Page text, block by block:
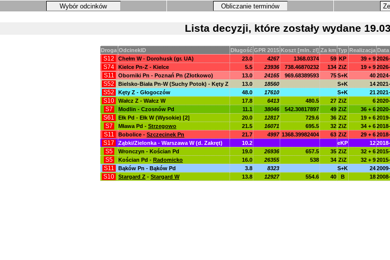
Wybór odcinków Obliczanie terminów
Lista decyzji, które zostały wydane
Droga OdcinekID Długość GPR 2015 Koszt [mln. zł] Za km Typ Realizacja Data
S12 Chełm W - Dorohusk (gr. UA) 23.0 4267 1368.0374 59 KP 39 + 9
S74 Kielce Pn-Z - Kielce 5.5 23936 738.46870232 134 ZiZ 19 + 9
S11 Oborniki Pn - Poznań Pn (Złotkowo) 13.0 24165 969.68389593 75S+K 40
S52 Bielsko-Biała Pn-W (Suchy Potok) - Kęty Z 13.0 18560 S+K 14
S52 Kęty Z - Głogoczów 48.0 17610 S+K 21
S10 Wałcz Z - Wałcz W 17.8 6413 480.5 27 ZiZ 6
S7 Modlin - Czosnów Pd 11.1 38046 542.30817897 49 ZiZ 36 + 6
S61 Ełk Pd - Ełk W (Wysokie) [2] 20.0 12817 729.6 36 ZiZ 19 + 6
S7 Mława Pd - Strzegowo 21.5 16071 695.5 32 ZiZ 34 + 6
S11 Bobolice - Szczecinek Pn 21.7 4997 1368.39982404 63 ZiZ 29 + 6
S17 Ząbki/Zielonka - Warszawa W (d. Zakręt) 10.2 eKP 12
S5 Wronczyn - Kościan Pd 19.0 26936 657.5 35 ZiZ 32 + 6
S5 Kościan Pd - Radomicko 16.0 26355 538 34 ZiZ 32 + 9
S11 Bąków Pn - Bąków Pd 3.8 8323 S+K 24
S10 Stargard Z - Stargard W 13.8 12927 554.6 40 B 18